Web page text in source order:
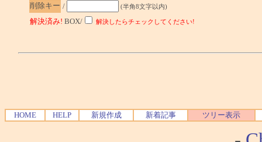
削除キー / (半角8文字以内)
解決済み! BOX/ 解決したらチェックしてください!
HOME HELP 新規作成 新着記事 ツリー表示